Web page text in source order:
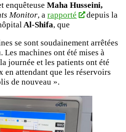
enquêteuse Maha Husseini,
Monitor, a rapporté
depuis la
Al-Shifa, que
se sont soudainement arrêtées
Les machines ont été mises à
journée et les patients ont été
en attendant que les réservoirs
de nouveau ».